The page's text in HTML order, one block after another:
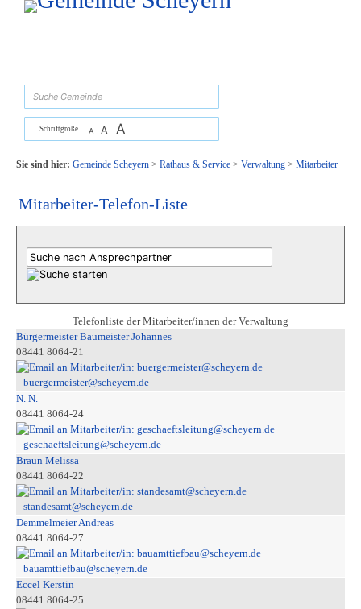
Zum Inhalt, zur Navigationoder zur Startseite springen.
Schriftgröße A A A
Sie sind hier: Gemeinde Scheyern> Rathaus & Service> Verwaltung> Mitarbeiter
Mitarbeiter-Telefon-Liste
Telefonliste der Mitarbeiter/innen der Verwaltung
Bürgermeister Baumeister Johannes
08441 8064-21
buergermeister@scheyern.de
N. N.
08441 8064-24
geschaeftsleitung@scheyern.de
Braun Melissa
08441 8064-22
standesamt@scheyern.de
Demmelmeier Andreas
08441 8064-27
bauamttiefbau@scheyern.de
Eccel Kerstin
08441 8064-25